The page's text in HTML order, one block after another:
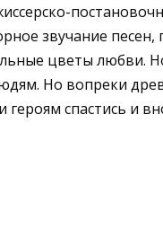
звучание
цветы любви.
Но вопреки
героям спастись и